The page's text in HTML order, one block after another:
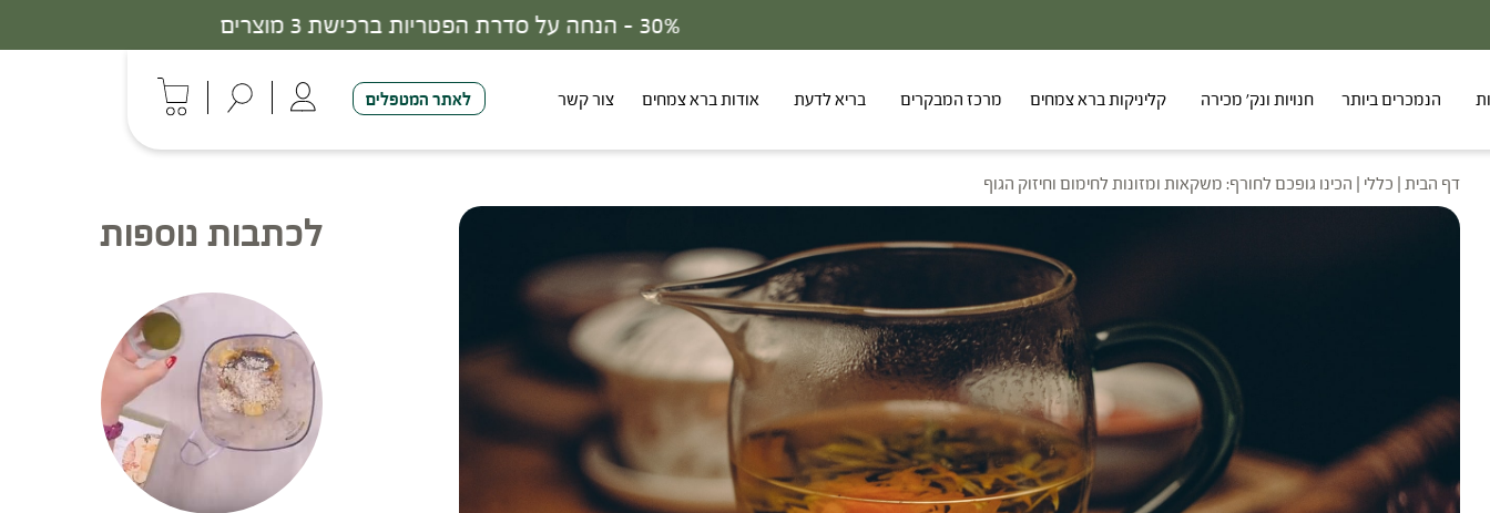
הנמכרים ביותר חנויות ונק' מכירה קליניקות ברא צמחים מרכז המבקרים בריא לדעת אודות ברא צמחים צור קשר לאתר המטפלים
דף הבית | כללי | הכינו גופכם לחורף: משקאות ומזונות לחימום וחיזוק הגוף
לכתבות נוספות